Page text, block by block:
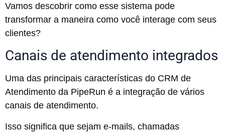
Vamos descobrir como esse sistema pode
transformar a maneira como você interage com seus
clientes?
Canais de atendimento integrados
Uma das principais características do CRM de
Atendimento da PipeRun é a integração de vários
canais de atendimento.
Isso significa que sejam e-mails, chamadas